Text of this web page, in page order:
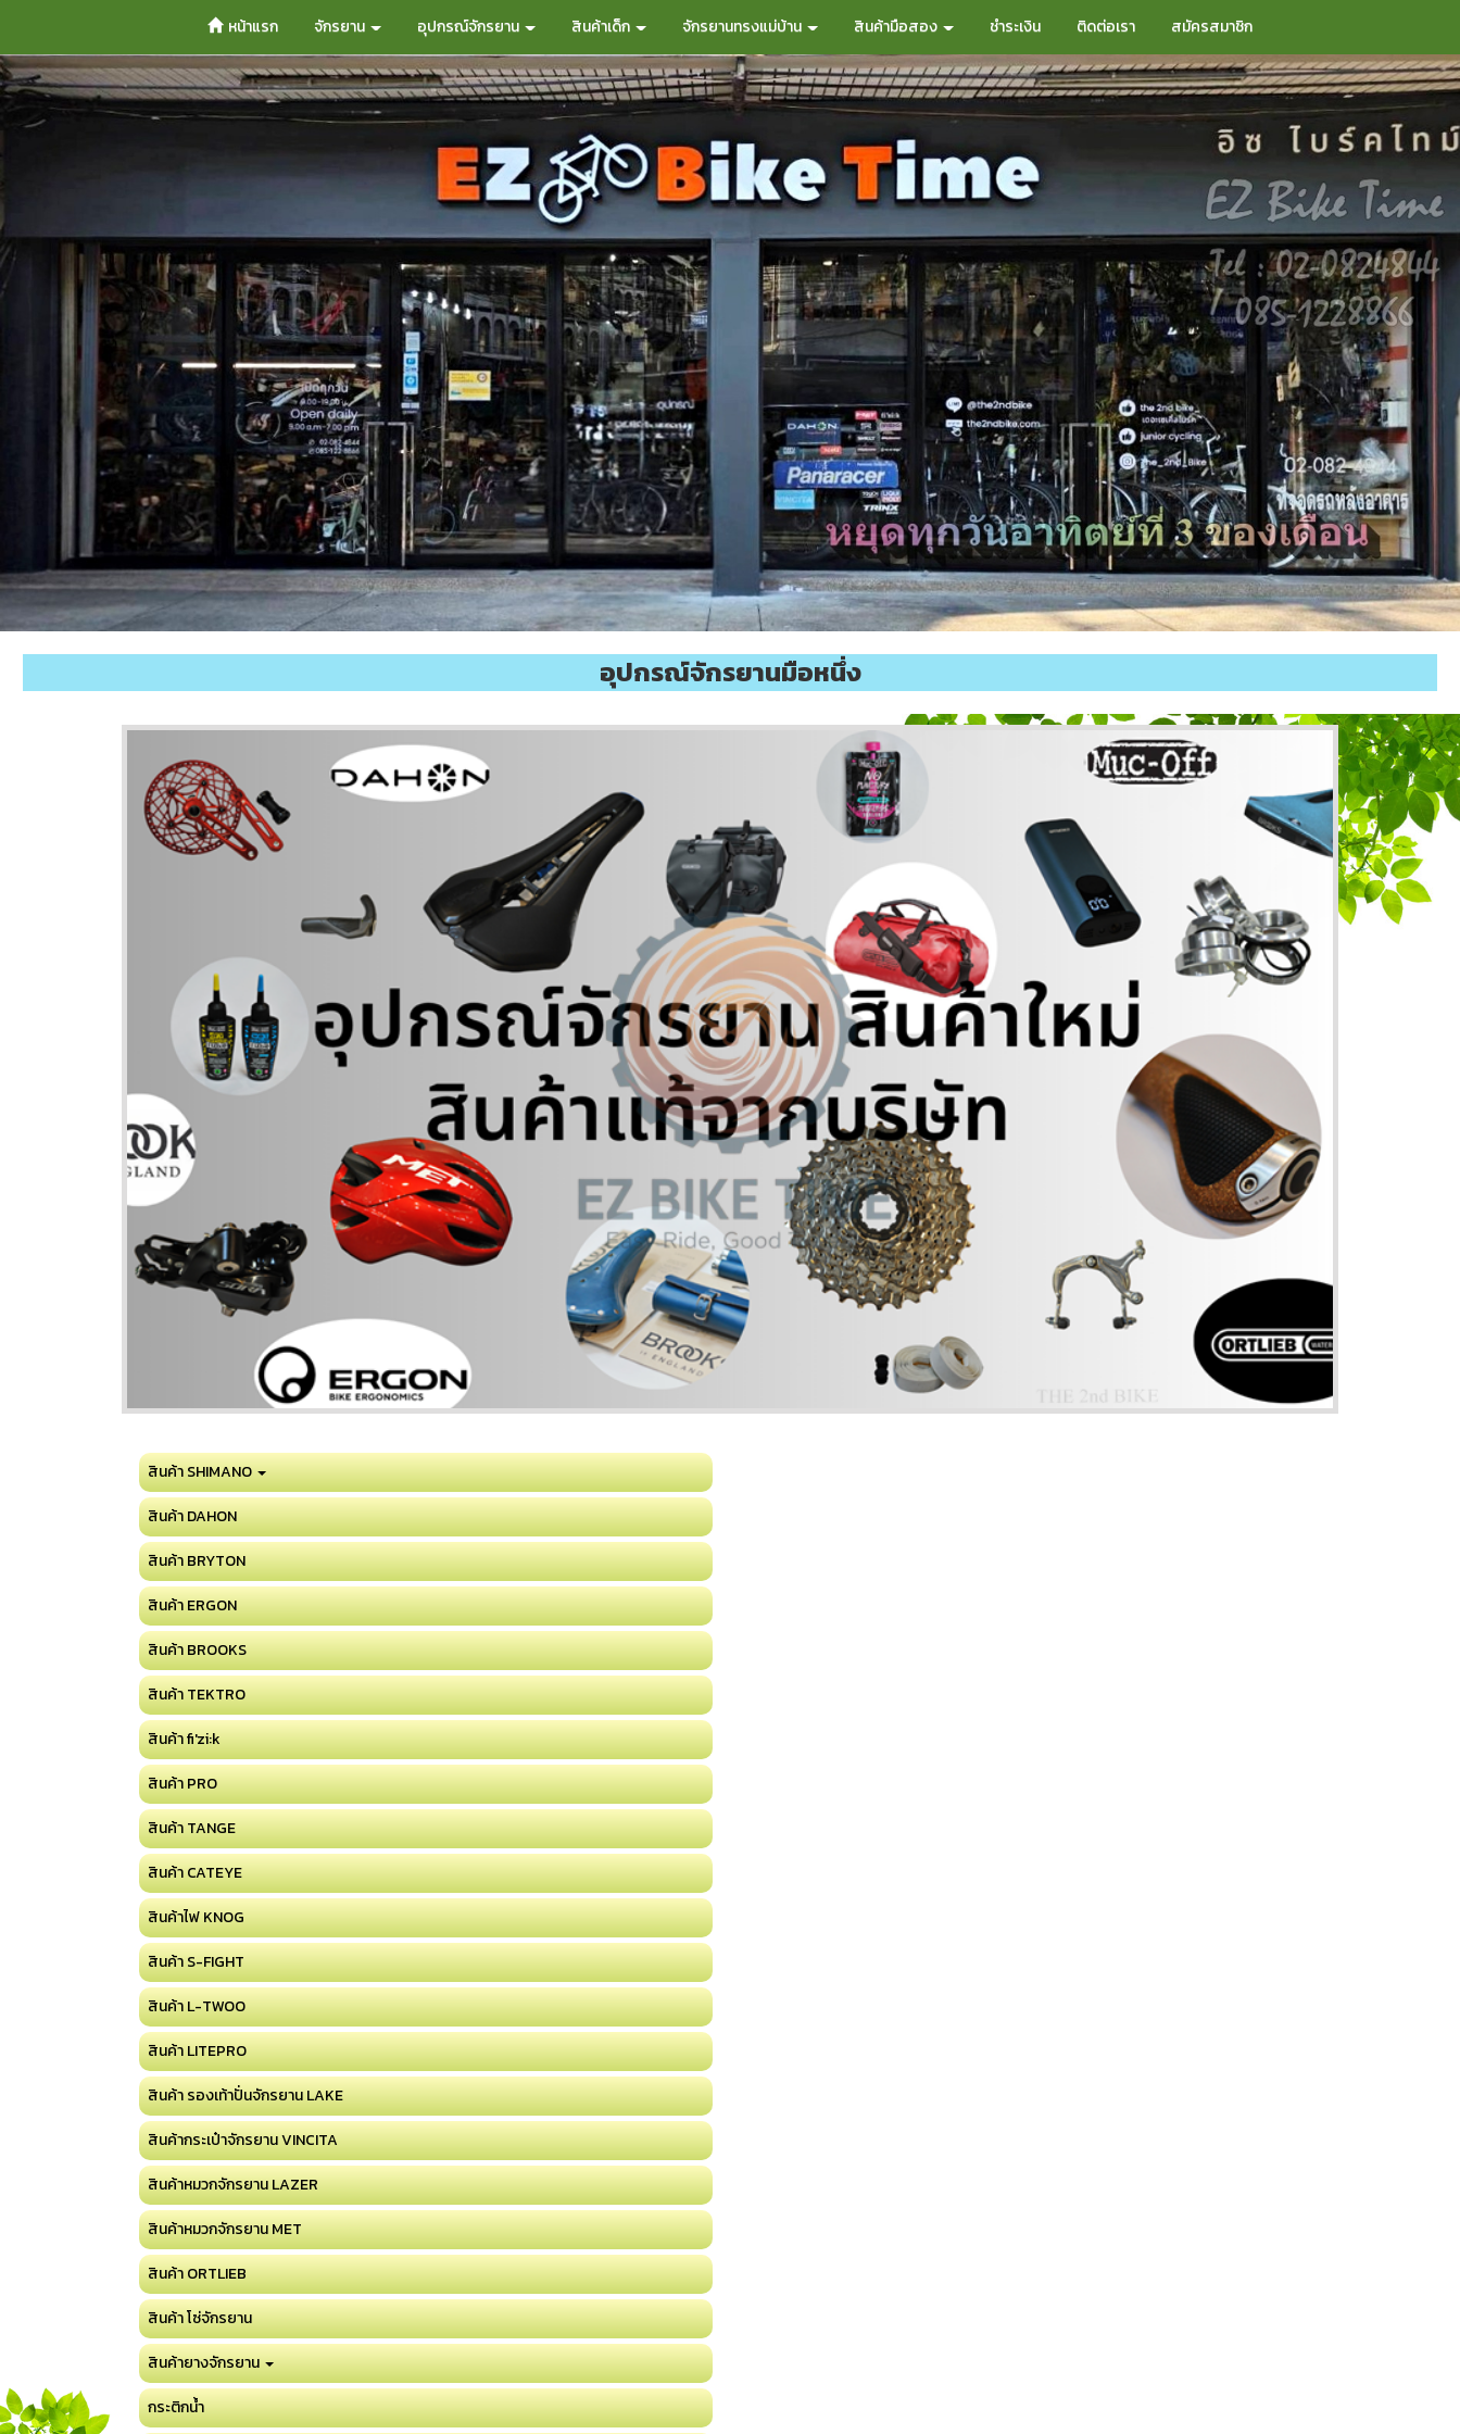
หน้าแรก จักรยาน อุปกรณ์จักรยาน สินค้าเด็ก จักรยานทรงแม่บ้าน สินค้ามือสอง ชำระเงิน ติดต่อเรา สมัครสมาชิก
อุปกรณ์จักรยานมือหนึ่ง
สินค้า SHIMANO
สินค้า DAHON
สินค้า BRYTON
สินค้า ERGON
สินค้า BROOKS
สินค้า TEKTRO
สินค้า fi'zi:k
สินค้า PRO
สินค้า TANGE
สินค้า CATEYE
สินค้าไฟ KNOG
สินค้า S-FIGHT
สินค้า L-TWOO
สินค้า LITEPRO
สินค้า รองเท้าปั่นจักรยาน LAKE
สินค้ากระเป๋าจักรยาน VINCITA
สินค้าหมวกจักรยาน LAZER
สินค้าหมวกจักรยาน MET
สินค้า ORTLIEB
สินค้า โซ่จักรยาน
สินค้ายางจักรยาน
กระติกน้ำ